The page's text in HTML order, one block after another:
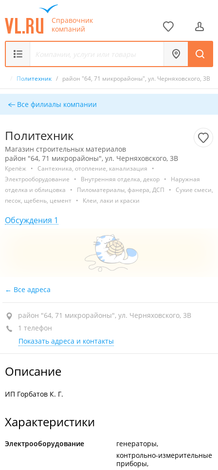
Справочник
компаний
Политехник / район "64, 71 микрорайоны", ул. Черняховского, 3В
Все филиалы компании
Политехник
Магазин строительных материалов
район "64, 71 микрорайоны", ул. Черняховского, 3В
Крепёж • Сантехника, отопление, канализация
•
Электрооборудование
• Внутренняя отделка, декор •
Наружная
отделка и облицовка
• Пиломатериалы, фанера, ДСП •
Сухие смеси,
песок, щебень, цемент • Клеи, лаки и краски
Обсуждения 1
Все адреса
район "64, 71 микрорайоны", ул. Черняховского, 3В
1 телефон
Показать адреса и контакты
Описание
ИП Горбатов К. Г.
Характеристики
Электрооборудование
генераторы
контрольно-измерительные
приборы